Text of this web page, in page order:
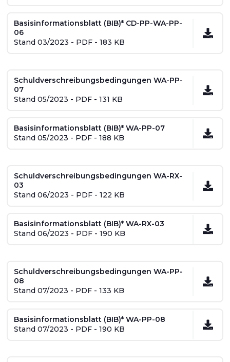
Basisinformationsblatt (BIB)* CD-PP-WA-PP-
06
Stand 03/2023 - PDF - 183 KB
Schuldverschreibungsbedingungen WA-PP-
07
Stand 05/2023 - PDF - 131 KB
Basisinformationsblatt (BIB)* WA-PP-07
Stand 05/2023 - PDF - 188 KB
Schuldverschreibungsbedingungen WA-RX-
03
Stand 06/2023 - PDF - 122 KB
Basisinformationsblatt (BIB)* WA-RX-03
Stand 06/2023 - PDF - 190 KB
Schuldverschreibungsbedingungen WA-PP-
08
Stand 07/2023 - PDF - 133 KB
Basisinformationsblatt (BIB)* WA-PP-08
Stand 07/2023 - PDF - 190 KB